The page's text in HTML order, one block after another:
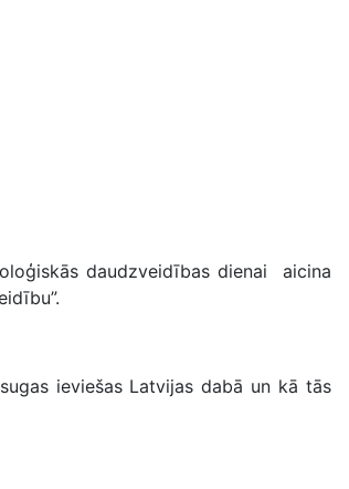
daudzveidības dienai aicina
ieviešas Latvijas dabā un kā tās